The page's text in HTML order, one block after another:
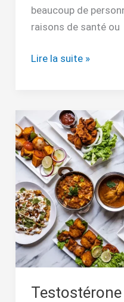
beaucoup de
raisons de santé ou
Lire la suite »
Testostérone
:
aliments
à
éviter
pour
préserver
votre
santé